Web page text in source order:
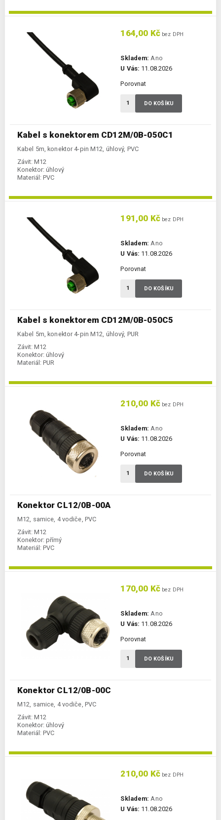
Kabel s konektorem CD12M/0B-050C1
Kabel 5m, konektor 4-pin M12, úhlový, PVC
Závit: M12
Konektor: úhlový
Materiál: PVC
164,00 Kč bez DPH
Skladem: Ano
U Vás: 11.08.2026
Porovnat
DO KOŠÍKU
Kabel s konektorem CD12M/0B-050C5
Kabel 5m, konektor 4-pin M12, úhlový, PUR
Závit: M12
Konektor: úhlový
Materiál: PUR
191,00 Kč bez DPH
Skladem: Ano
U Vás: 11.08.2026
Porovnat
DO KOŠÍKU
Konektor CL12/0B-00A
M12, samice, 4 vodiče, PVC
Závit: M12
Konektor: přímý
Materiál: PVC
210,00 Kč bez DPH
Skladem: Ano
U Vás: 11.08.2026
Porovnat
DO KOŠÍKU
Konektor CL12/0B-00C
M12, samice, 4 vodiče, PVC
Závit: M12
Konektor: úhlový
Materiál: PVC
170,00 Kč bez DPH
Skladem: Ano
U Vás: 11.08.2026
Porovnat
DO KOŠÍKU
210,00 Kč bez DPH
Skladem: Ano
U Vás: 11.08.2026